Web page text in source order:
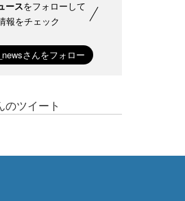
ースをフォローして
報をチェック
ツイート